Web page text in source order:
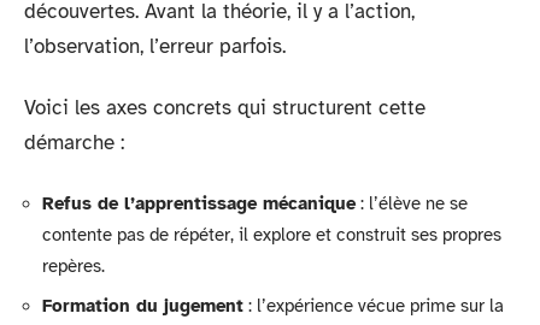
découvertes. Avant la théorie, il y a l’action,
l’observation, l’erreur parfois.
Voici les axes concrets qui structurent cette
démarche :
Refus de l’apprentissage mécanique: l’élève ne se
contente pas de répéter, il explore et construit ses propres
repères.
Formation du jugement : l’expérience vécue prime sur la